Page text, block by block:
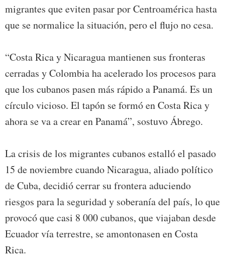
migrantes que eviten pasar por Centroamérica hasta
que se normalice la situación, pero el flujo no cesa.
“Costa Rica y Nicaragua mantienen sus fronteras
cerradas y Colombia ha acelerado los procesos para
que los cubanos pasen más rápido a Panamá. Es un
círculo vicioso. El tapón se formó en Costa Rica y
ahora se va a crear en Panamá”, sostuvo Ábrego.
La crisis de los migrantes cubanos estalló el pasado
15 de noviembre cuando Nicaragua, aliado político
de Cuba, decidió cerrar su frontera aduciendo
riesgos para la seguridad y soberanía del país, lo que
provocó que casi 8 000 cubanos, que viajaban desde
Ecuador vía terrestre, se amontonasen en Costa
Rica.